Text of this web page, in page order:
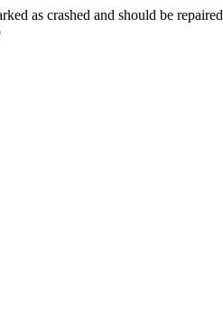
as crashed and should be repaired